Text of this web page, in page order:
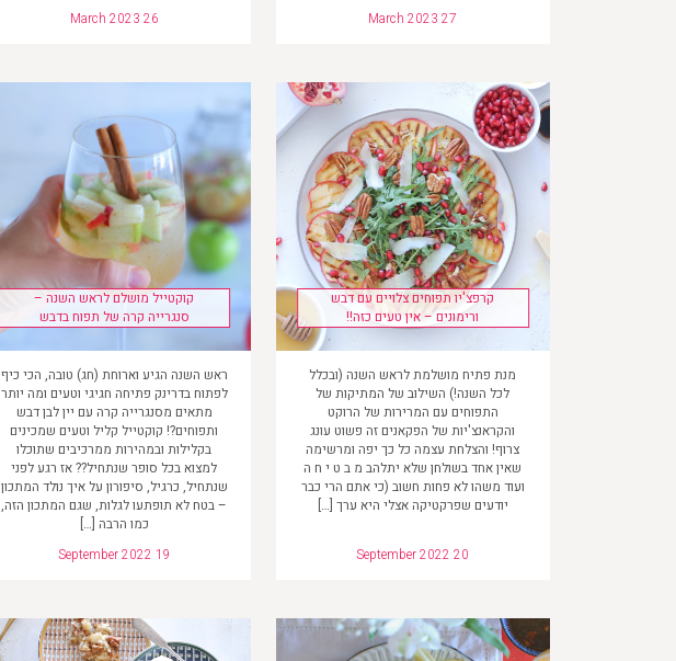
March 2023 27
March 2023 26
קרפצ'יו תפוחים צלויים עם דבש
ורימונים – אין טעים כזה!!
מנת פתיח מושלמת לראש השנה (ובכלל
לכל השנה!) השילוב של המתיקות של
התפוחים עם המרירות של הרוקט
והקראנצ'יות של הפקאנים זה פשוט עונג
צרוף! והצלחת עצמה כל כך יפה ומרשימה
שאין אחד בשולחן שלא יתלהב מ ב ט י ח ה
ועוד משהו לא פחות חשוב (כי אתם הרי כבר
יודעים שפרקטיקה אצלי היא ערך […]
September 2022 20
קוקטייל מושלם לראש השנה –
סנגרייה קרה של תפוח בדבש
ראש השנה הגיע וארוחת (חג) טובה, הכי כיף
לפתוח בדרינק פתיחה חגיגי וטעים ומה יותר
מתאים מסנגרייה קרה עם יין לבן דבש
ותפוחים?! קוקטייל קליל וטעים שמכינים
בקלילות ובמהירות ממרכיבים שתוכלו
למצוא בכל סופר שנתחיל?? אז רגע לפני
שנתחיל, כרגיל, סיפורון על איך נולד המתכון
– בטח לא תופתעו לגלות, שגם המתכון הזה,
כמו הרבה […]
September 2022 19